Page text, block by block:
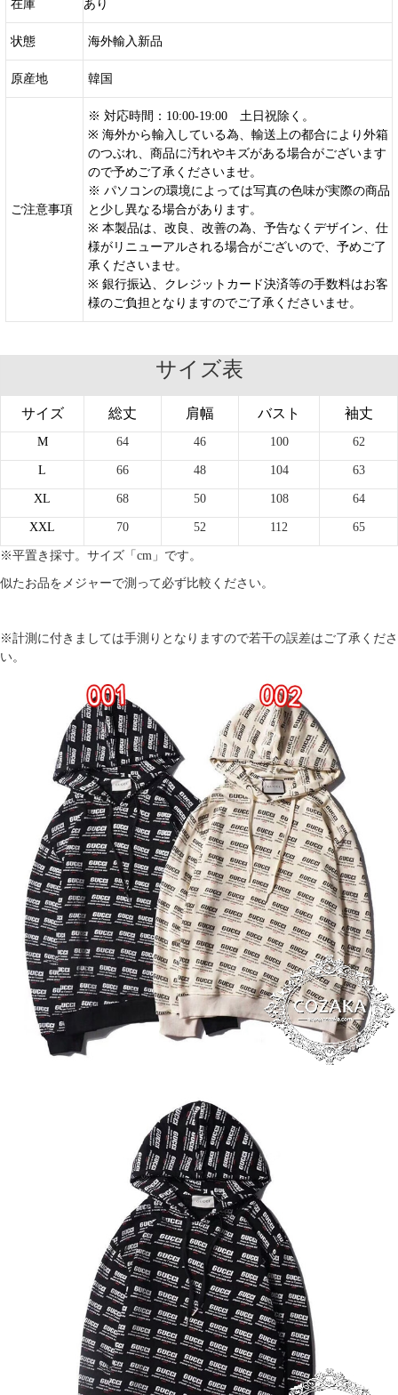
在庫 あり
状態 海外輸入新品
原産地 韓国
ご注意事項
※ 対応時間：10:00-19:00 土日祝除く。
※ 海外から輸入している為、輸送上の都合により外箱
のつぶれ、商品に汚れやキズがある場合がございます
ので予めご了承くださいませ。
※ パソコンの環境によっては写真の色味が実際の商品
と少し異なる場合があります。
※ 本製品は、改良、改善の為、予告なくデザイン、仕
様がリニューアルされる場合がございので、予めご了
承くださいませ。
※ 銀行振込、クレジットカード決済等の手数料はお客
様のご負担となりますのでご了承くださいませ。
サイズ表
サイズ 総丈 肩幅 バスト 袖丈
M 64 46 100 62
L 66 48 104 63
XL 68 50 108 64
XXL 70 52 112 65
※平置き採寸。サイズ「cm」です。
似たお品をメジャーで測って必ず比較ください。
※計測に付きましては手測りとなりますので若干の誤差はご了承くださ
い。